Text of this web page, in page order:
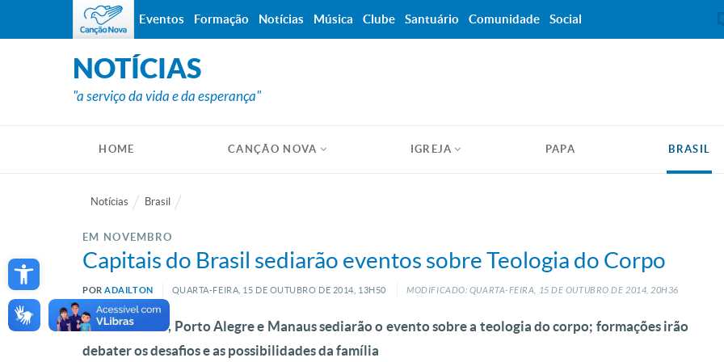
Open toolbar
NOTÍCIAS
"a serviço da vida e da esperança"
HOME CANÇÃO NOVA IGREJA PAPA BRASIL
Notícias Brasil
EM NOVEMBRO
Capitais do Brasil sediarão eventos sobre Teologia do Corpo
PORADAILTON QUARTA-FEIRA, 15 DE OUTUBRO DE 2014, 13H50 MODIFICADO: QUARTA-FEIRA, 15 DE OUTUBRO DE 2014, 20H36
Em novembro, Porto Alegre e Manaus sediarão o evento sobre a teologia do corpo; formações irão
debater os desafios e as possibilidades da família
Eventos Formação Notícias Música Clube Santuário Comunidade Social